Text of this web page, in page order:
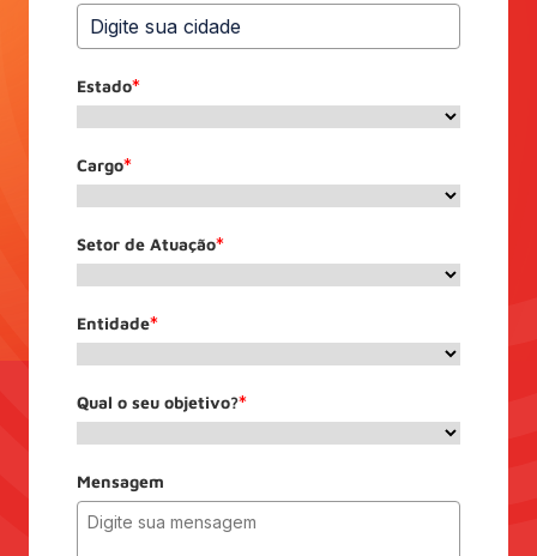
Estado*
Cargo*
Setor de Atuação*
Entidade*
Qual o seu objetivo?*
Mensagem